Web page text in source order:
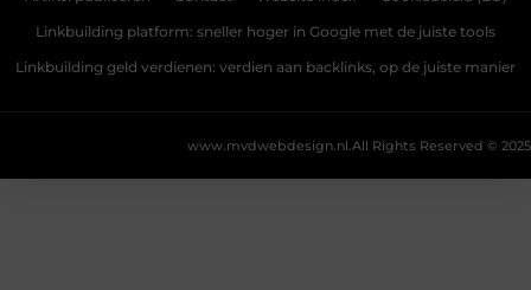
Linkbuilding platform: sneller hoger in Google met de juiste tools
Linkbuilding geld verdienen: verdien aan backlinks, op de juiste manier
All Rights Reserved © 2025
www.mvdwebdesign.nl.